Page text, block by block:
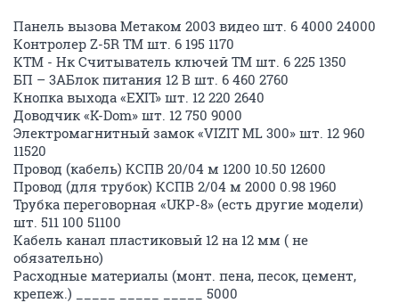
Панель вызова Метаком 2003 видео шт. 6 4000 24000
Контролер Z-5R ТМ шт. 6 195 1170
КТМ - Нк Считыватель ключей ТМ шт. 6 225 1350
БП – 3АБлок питания 12 В шт. 6 460 2760
Кнопка выхода «EXIT» шт. 12 220 2640
Доводчик «K-Dom» шт. 12 750 9000
Электромагнитный замок «VIZIT ML 300» шт. 12 960
11520
Провод (кабель) КСПВ 20/04 м 1200 10.50 12600
Провод (для трубок) КСПВ 2/04 м 2000 0.98 1960
Трубка переговорная «UKP-8» (есть другие модели)
шт. 511 100 51100
Кабель канал пластиковый 12 на 12 мм ( не
обязательно)
Расходные материалы (монт. пена, песок, цемент,
крепеж.) _____ _____ _____ 5000